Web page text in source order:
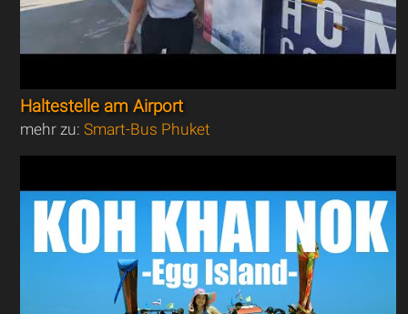
Haltestelle am Airport
mehr zu:Smart-Bus Phuket